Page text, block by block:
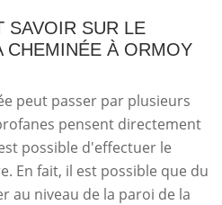
SAVOIR SUR LE
CHEMINÉE À ORMOY
peut passer par plusieurs
pensent directement
possible d'effectuer le
En fait, il est possible que du
au niveau de la paroi de la